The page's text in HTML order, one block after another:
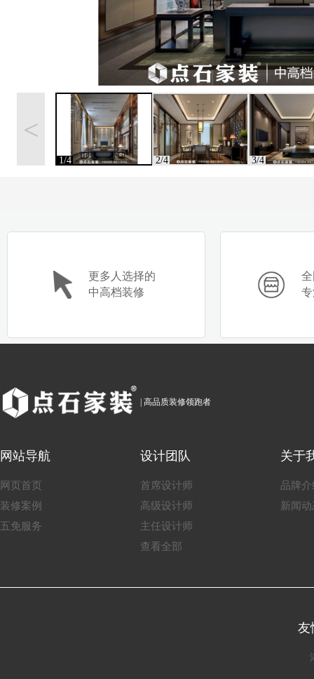
<
1/4 2/4 3/4
更多人选择的
中高档装修
| 高品质装修领跑者
网站导航
网页首页
装修案例
五免服务
设计团队
首席设计师
高级设计师
主任设计师
查看全部
关于
品牌介
新闻动
友